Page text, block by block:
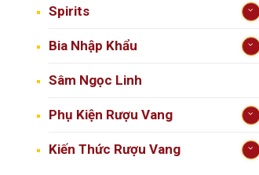
Spirits
Bia Nhập Khẩu
Sâm Ngọc Linh
Phụ Kiện Rượu Vang
Kiến Thức Rượu Vang